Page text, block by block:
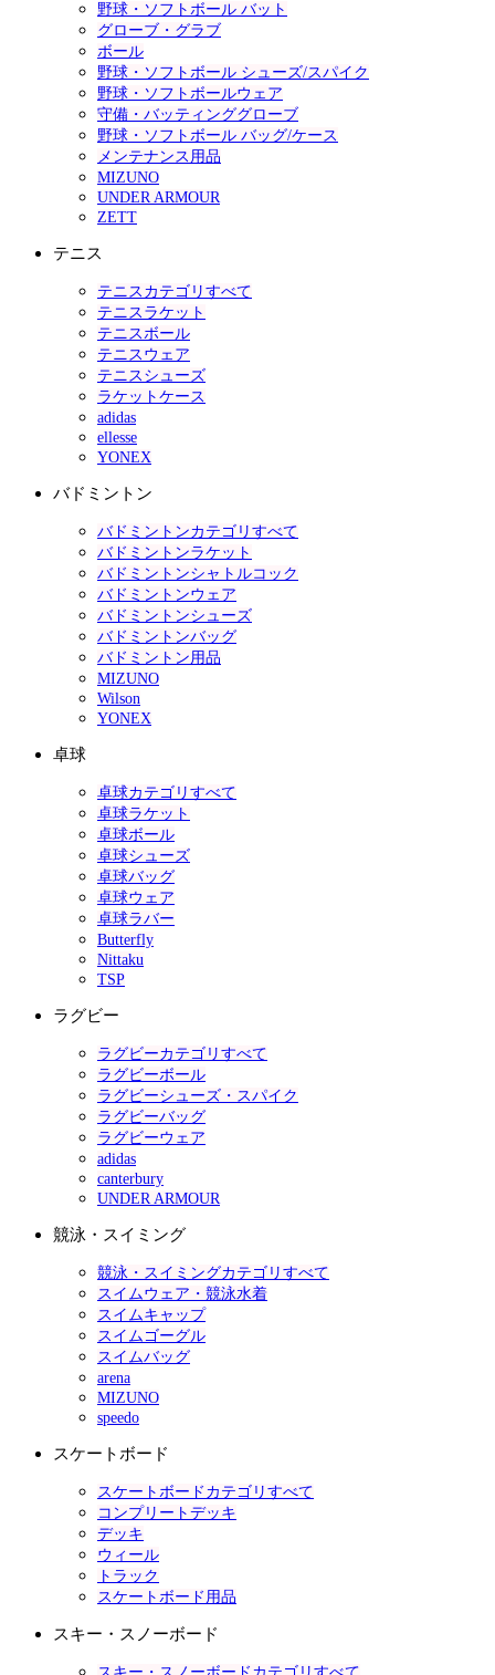
野球・ソフトボール バット
グローブ・グラブ
ボール
野球・ソフトボール シューズ/スパイク
野球・ソフトボールウェア
守備・バッティンググローブ
野球・ソフトボール バッグ/ケース
メンテナンス用品
MIZUNO
UNDER ARMOUR
ZETT
テニス
テニスカテゴリすべて
テニスラケット
テニスボール
テニスウェア
テニスシューズ
ラケットケース
adidas
ellesse
YONEX
バドミントン
バドミントンカテゴリすべて
バドミントンラケット
バドミントンシャトルコック
バドミントンウェア
バドミントンシューズ
バドミントンバッグ
バドミントン用品
MIZUNO
Wilson
YONEX
卓球
卓球カテゴリすべて
卓球ラケット
卓球ボール
卓球シューズ
卓球バッグ
卓球ウェア
卓球ラバー
Butterfly
Nittaku
TSP
ラグビー
ラグビーカテゴリすべて
ラグビーボール
ラグビーシューズ・スパイク
ラグビーバッグ
ラグビーウェア
adidas
canterbury
UNDER ARMOUR
競泳・スイミング
競泳・スイミングカテゴリすべて
スイムウェア・競泳水着
スイムキャップ
スイムゴーグル
スイムバッグ
arena
MIZUNO
speedo
スケートボード
スケートボードカテゴリすべて
コンプリートデッキ
デッキ
ウィール
トラック
スケートボード用品
スキー・スノーボード